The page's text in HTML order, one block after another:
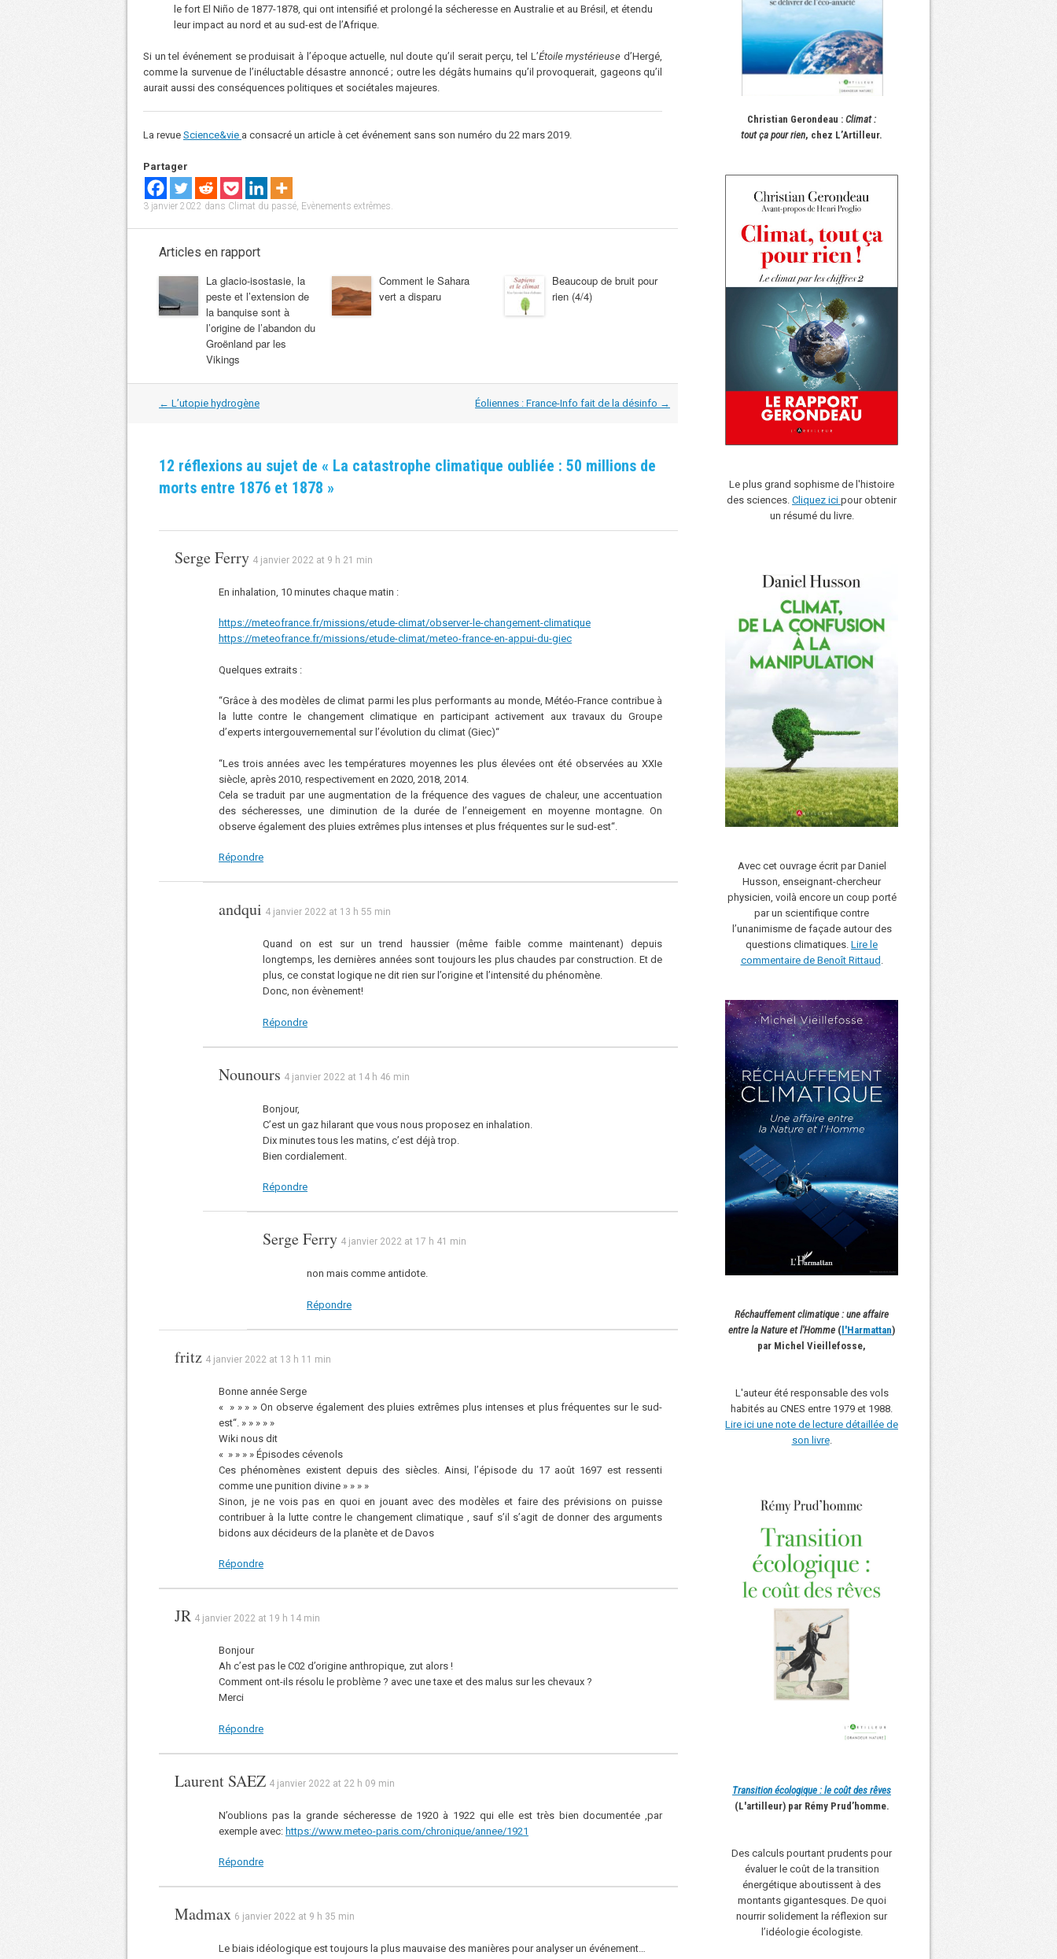
le fort El Niño de 1877-1878, qui ont intensifié et prolongé la sécheresse en Australie et au Brésil, et étendu
leur impact au nord et au sud-est de l’Afrique.
Si un tel événement se produisait à l’époque actuelle, nul doute qu’il serait perçu, tel L’Étoile mystérieuse d’Hergé,
comme la survenue de l’inéluctable désastre annoncé ; outre les dégâts humains qu’il provoquerait, gageons qu’il
aurait aussi des conséquences politiques et sociétales majeures.
La revue Science&vie a consacré un article à cet événement sans son numéro du 22 mars 2019.
Partager
3 janvier 2022 dans Climat du passé Evènements extrêmes
Articles en rapport
La glacio-isostasie, la
peste et l’extension de
la banquise sont à
l’origine de l’abandon du
Groënland par les
Vikings
Comment le Sahara
vert a disparu
Beaucoup de bruit pour
rien (4/4)
Navigation
dans
← L’utopie hydrogène Éoliennes : France-Info fait de la désinfo →
12 réflexions au sujet de « La catastrophe climatique oubliée : 50 millions de
morts entre 1876 et 1878 »
Serge Ferry 4 janvier 2022 at 9 h 21 min
En inhalation, 10 minutes chaque matin :
https://meteofrance.fr/missions/etude-climat/observer-le-changement-climatique
https://meteofrance.fr/missions/etude-climat/meteo-france-en-appui-du-giec
Quelques extraits :
“Grâce à des modèles de climat parmi les plus performants au monde, Météo-France contribue à
la lutte contre le changement climatique en participant activement aux travaux du Groupe
d’experts intergouvernemental sur l’évolution du climat (Giec)“
“Les trois années avec les températures moyennes les plus élevées ont été observées au XXIe
siècle, après 2010, respectivement en 2020, 2018, 2014.
Cela se traduit par une augmentation de la fréquence des vagues de chaleur, une accentuation
des sécheresses, une diminution de la durée de l’enneigement en moyenne montagne. On
observe également des pluies extrêmes plus intenses et plus fréquentes sur le sud-est“.
Répondre
andqui 4 janvier 2022 at 13 h 55 min
Quand on est sur un trend haussier (même faible comme maintenant) depuis
longtemps, les dernières années sont toujours les plus chaudes par construction. Et de
plus, ce constat logique ne dit rien sur l’origine et l’intensité du phénomène.
Donc, non évènement!
Répondre
Nounours 4 janvier 2022 at 14 h 46 min
Bonjour,
C’est un gaz hilarant que vous nous proposez en inhalation.
Dix minutes tous les matins, c’est déjà trop.
Bien cordialement.
Répondre
Serge Ferry 4 janvier 2022 at 17 h 41 min
non mais comme antidote.
Répondre
fritz 4 janvier 2022 at 13 h 11 min
Bonne année Serge
« » » » » On observe également des pluies extrêmes plus intenses et plus fréquentes sur le sud-
est“. » » » » »
Wiki nous dit
« » » » » Épisodes cévenols
Ces phénomènes existent depuis des siècles. Ainsi, l’épisode du 17 août 1697 est ressenti
comme une punition divine » » » »
Sinon, je ne vois pas en quoi en jouant avec des modèles et faire des prévisions on puisse
contribuer à la lutte contre le changement climatique , sauf s’il s’agit de donner des arguments
bidons aux décideurs de la planète et de Davos
Répondre
JR 4 janvier 2022 at 19 h 14 min
Bonjour
Ah c’est pas le C02 d’origine anthropique, zut alors !
Comment ont-ils résolu le problème ? avec une taxe et des malus sur les chevaux ?
Merci
Répondre
Laurent SAEZ 4 janvier 2022 at 22 h 09 min
N’oublions pas la grande sécheresse de 1920 à 1922 qui elle est très bien documentée ,par
exemple avec: https://www.meteo-paris.com/chronique/annee/1921
Répondre
Madmax 6 janvier 2022 at 9 h 35 min
Le biais idéologique est toujours la plus mauvaise des manières pour analyser un événement…
Christian Gerondeau : Climat :
tout ça pour rien, chez L’Artilleur.
Le plus grand sophisme de l'histoire
des sciences. Cliquez ici pour obtenir
un résumé du livre.
Avec cet ouvrage écrit par Daniel
Husson, enseignant-chercheur
physicien, voilà encore un coup porté
par un scientifique contre
l’unanimisme de façade autour des
questions climatiques. Lire le
commentaire de Benoît Rittaud
Réchauffement climatique : une affaire
entre la Nature et l'Homme (l'Harmattan)
par Michel Vieillefosse,
L'auteur été responsable des vols
habités au CNES entre 1979 et 1988.
Lire ici une note de lecture détaillée de
son livre.
Transition écologique : le coût des rêves
(L'artilleur) par Rémy Prud’homme.
Des calculs pourtant prudents pour
évaluer le coût de la transition
énergétique aboutissent à des
montants gigantesques. De quoi
nourrir solidement la réflexion sur
l’idéologie écologiste.